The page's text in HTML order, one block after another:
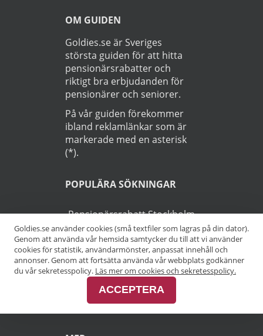
OM GUIDEN
Goldies.se är Sveriges
största guiden för att hitta
pensionärsrabatter och
riktigt bra erbjudanden för
pensionärer och seniorer.
På vår guiden förekommer
ibland reklamlänkar som är
markerade med en asterisk
(*).
POPULÄRA SÖKNINGAR
Pensionärsrabatt Stockholm
Pensionärsrabatt Göteborg
Pensionärsrabatt Malmö
Pensionärsrabatt Skåne
Goldies.se använder cookies (små textfiler som lagras på din dator).
Genom att använda vår hemsida samtycker du till att vi använder
cookies för statistik, användarmönster, anpassat innehåll och
annonser. Genom att fortsätta använda vår webbplats godkänner
du vår sekretesspolicy. Läs mer om cookies och sekretesspolicy.
ACCEPTERA